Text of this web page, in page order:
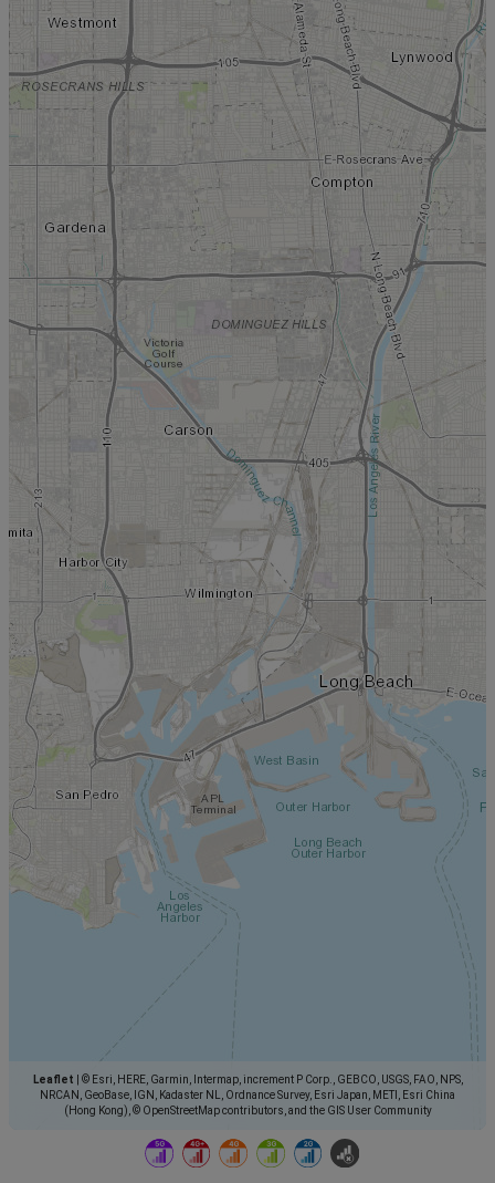
Leaflet
© Esri, HERE, Garmin, Intermap, increment P Corp., GEBCO, USGS, FAO, NPS,
NRCAN, GeoBase, IGN, Kadaster NL, Ordnance Survey, Esri Japan, METI, Esri China
(Hong Kong), © OpenStreetMap contributors, and the GIS User Community